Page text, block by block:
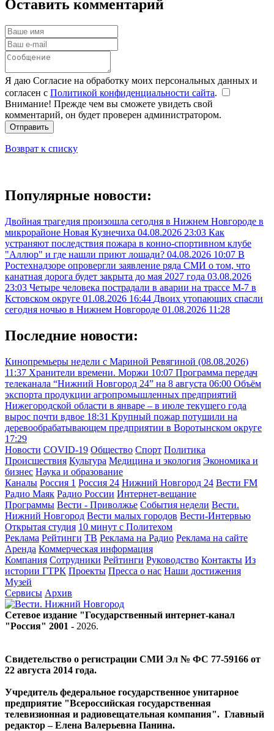
Оставить комментарий
Я даю Согласие на обработку моих персональных данных и
согласен с Политикой конфиденциальности сайта.
Внимание! Прежде чем вы сможете увидеть свой
комментарий, он будет проверен администратором.
Отправить
Возврат к списку
Популярные новости:
Двойная трагедия произошла сегодня в Нижнем Новгороде в
микрорайоне Новая Кузнечиха 04.08.2026 23:03 Как
устраняют последствия пожара в конно-спортивном клубе
"Аллюр" и где нашли приют лошади? 04.08.2026 10:07 В
Ростехнадзоре опровергли заявление ряда СМИ о том, что
канатная дорога будет закрыта до мая 2027 года 03.08.2026
23:03 Четыре человека пострадали в аварии на трассе М-7 в
Кстовском округе 01.08.2026 16:44 Двоих утопающих спасли
сегодня ночью в Нижнем Новгороде 01.08.2026 11:28
Последние новости:
Кинопремьеры недели с Мариной Ревягиной (08.08.2026)
11:37 Хранители времени. Моржи 10:07 Программа передач
телеканала “Нижний Новгород 24” на 8 августа 06:00 Объём
экспорта продукции агропромышленных предприятий
Нижегородской области в январе – в июле текущего года
вырос почти вдвое 18:31 Крупный пожар потушили на
деревообрабатывающем предприятии в Воротынском округе
17:29
Новости COVID-19 Общество Спорт Политика
Происшествия Культура Медицина и экология Экономика и
бизнес Наука и образование
Каналы Россия 1 Россия 24 Нижний Новгород 24 Вести FM
Радио Маяк Радио России Интернет-вещание
Программы Вести - Приволжье События недели Вести.
Нижний Новгород Вести малых городов Вести-Интервью
Открытая студия 10 минут с Политехом
Реклама Рейтинги ТВ Реклама на Радио Реклама на сайте
Аренда Коммерческая информация
Компания Сотрудники Рейтинги Руководство Контакты Из
истории ГТРК Проекты Пресса о нас Наши достижения
Музей
Сервисы Архив
Сетевое издание "Государственный интернет-канал
"Россия" 2001 - 2026.
Свидетельство о регистрации СМИ Эл № ФС 77-59166 от
22 августа 2014 года.
Учредитель федеральное государственное унитарное
предприятие "Всероссийская государственная
телевизионная и радиовещательная компания". Главный
редактор – Елена Валерьевна Панина.